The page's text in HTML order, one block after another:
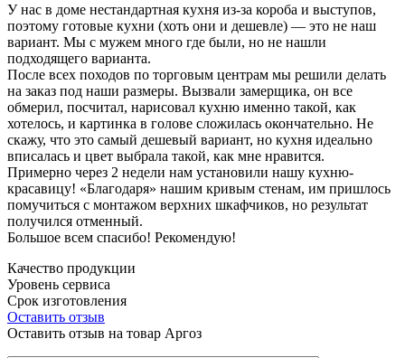
У нас в доме нестандартная кухня из-за короба и выступов,
поэтому готовые кухни (хоть они и дешевле) — это не наш
вариант. Мы с мужем много где были, но не нашли
подходящего варианта.
После всех походов по торговым центрам мы решили делать
на заказ под наши размеры. Вызвали замерщика, он все
обмерил, посчитал, нарисовал кухню именно такой, как
хотелось, и картинка в голове сложилась окончательно. Не
скажу, что это самый дешевый вариант, но кухня идеально
вписалась и цвет выбрала такой, как мне нравится.
Примерно через 2 недели нам установили нашу кухню-
красавицу! «Благодаря» нашим кривым стенам, им пришлось
помучиться с монтажом верхних шкафчиков, но результат
получился отменный.
Большое всем спасибо! Рекомендую!
Качество продукции
Уровень сервиса
Срок изготовления
Оставить отзыв
Оставить отзыв на товар Аргоз